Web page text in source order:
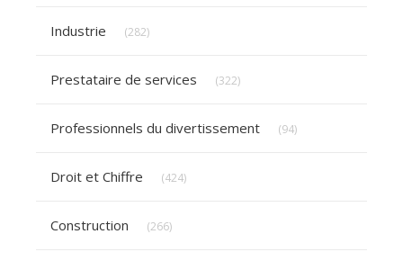
Industrie (282)
Prestataire de services (322)
Professionnels du divertissement (94)
Droit et Chiffre (424)
Construction (266)